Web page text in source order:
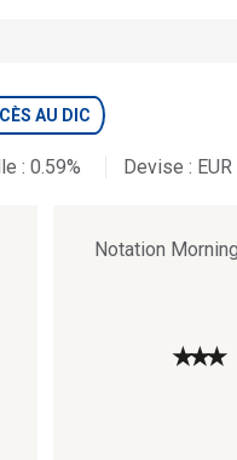
AU DIC
: 0.59% Devise : EUR
Notation
★★★